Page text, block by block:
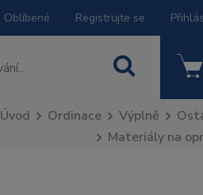
Oblíbené Registrujte se
Úvod Ordinace Výplně
Materiály na